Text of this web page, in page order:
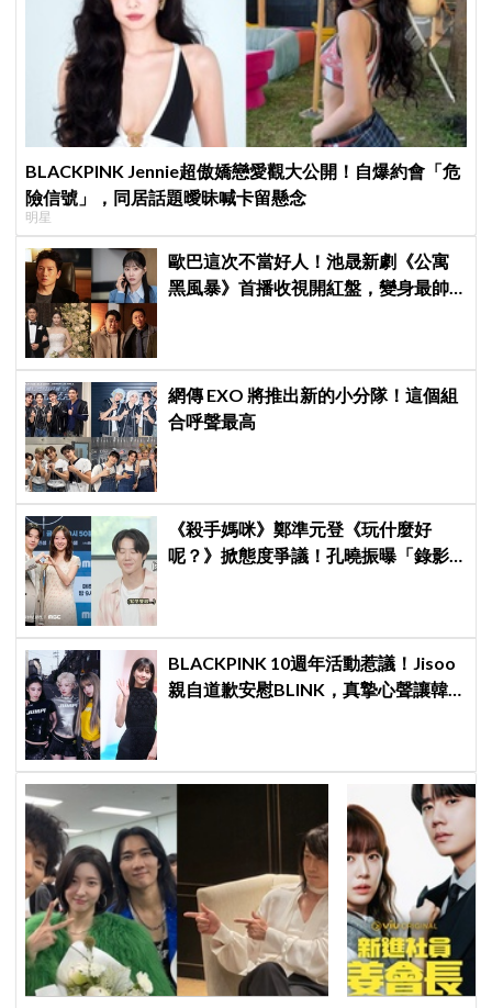
BLACKPINK Jennie超傲嬌戀愛觀大公開！自爆約會「危
險信號」，同居話題曖昧喊卡留懸念
明星
歐巴這次不當好人！池晟新劇《公寓
黑風暴》首播收視開紅盤，變身最帥
網傳 EXO 將推出新的小分隊！這個組
合呼聲最高
《殺手媽咪》鄭準元登《玩什麼好
呢？》掀態度爭議！孔曉振曝「錄影
BLACKPINK 10週年活動惹議！Jisoo
親自道歉安慰BLINK，真摯心聲讓韓